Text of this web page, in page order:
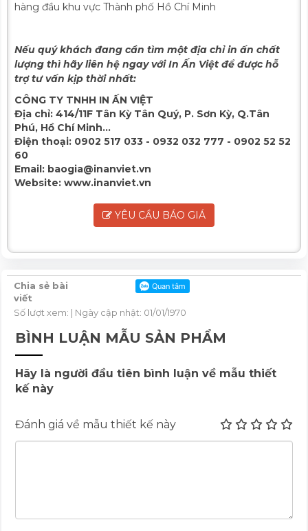
hàng đầu khu vực Thành phố Hồ Chí Minh
Nếu quý khách đang cần tìm một địa chỉ in ấn chất
lượng thì hãy liên hệ ngay với In Ấn Việt để được hỗ
trợ tư vấn kịp thời nhất:
CÔNG TY TNHH IN ẤN VIỆT
Địa chỉ: 414/11F Tân Kỳ Tân Quý, P. Sơn Kỳ, Q.Tân
Phú, Hồ Chí Minh...
Điện thoại: 0902 517 033 - 0932 032 777 - 0902 52 52
60
Email: baogia@inanviet.vn
Website: www.inanviet.vn
YÊU CẦU BÁO GIÁ
Chia sẻ bài
viết
Số lượt xem: | Ngày cập nhật: 01/01/1970
BÌNH LUẬN MẪU SẢN PHẨM
Hãy là người đầu tiên bình luận về mẫu thiết
kế này
Đánh giá về mẫu thiết kế này